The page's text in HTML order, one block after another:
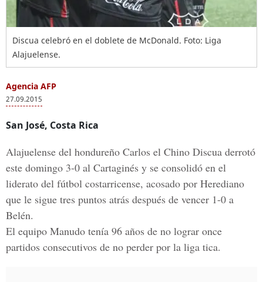
Discua celebró en el doblete de McDonald. Foto: Liga
Alajuelense.
Agencia AFP
27.09.2015
San José, Costa Rica
Alajuelense del hondureño Carlos el Chino Discua derrotó
este domingo 3-0 al Cartaginés y se consolidó en el
liderato del fútbol costarricense, acosado por Herediano
que le sigue tres puntos atrás después de vencer 1-0 a
Belén.
El equipo Manudo tenía 96 años de no lograr once
partidos consecutivos de no perder por la liga tica.